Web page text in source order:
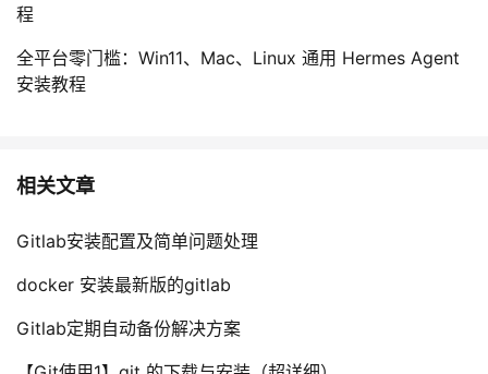
程
全平台零门槛：Win11、Mac、Linux 通用 Hermes Agent
安装教程
相关文章
Gitlab安装配置及简单问题处理
docker 安装最新版的gitlab
Gitlab定期自动备份解决方案